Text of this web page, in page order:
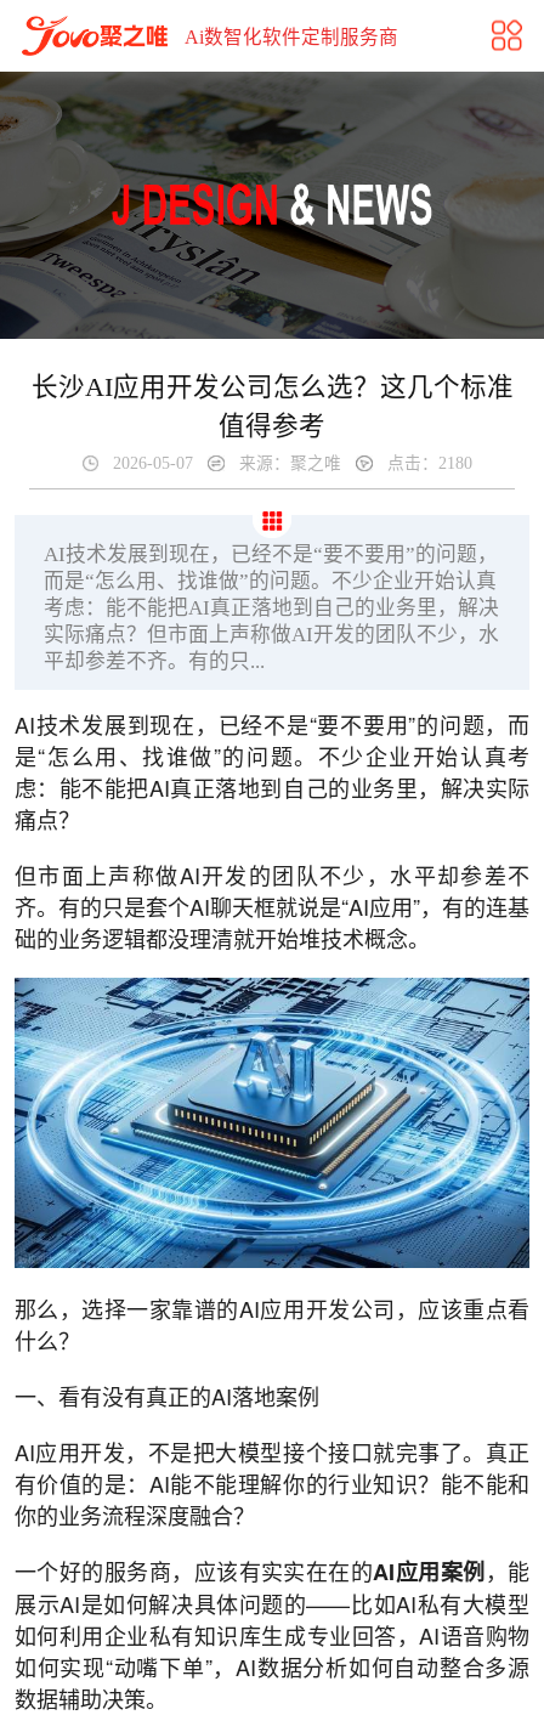
长沙AI应用开发公司怎么选？这几个标准值得参考
Ai数智化软件定制服务商
长沙AI应用开发公司怎么选？这几个标准
值得参考
2026-05-07 来源：聚之唯 点击：2180
AI技术发展到现在，已经不是“要不要用”的问题，
而是“怎么用、找谁做”的问题。不少企业开始认真
考虑：能不能把AI真正落地到自己的业务里，解决
实际痛点？但市面上声称做AI开发的团队不少，水
平却参差不齐。有的只...
AI技术发展到现在，已经不是“要不要用”的问题，而
是“怎么用、找谁做”的问题。不少企业开始认真考
虑：能不能把AI真正落地到自己的业务里，解决实际
痛点？
但市面上声称做AI开发的团队不少，水平却参差不
齐。有的只是套个AI聊天框就说是“AI应用”，有的连基
础的业务逻辑都没理清就开始堆技术概念。
那么，选择一家靠谱的AI应用开发公司，应该重点看
什么？
一、看有没有真正的AI落地案例
AI应用开发，不是把大模型接个接口就完事了。真正
有价值的是：AI能不能理解你的行业知识？能不能和
你的业务流程深度融合？
一个好的服务商，应该有实实在在的AI应用案例，能
展示AI是如何解决具体问题的——比如AI私有大模型
如何利用企业私有知识库生成专业回答，AI语音购物
如何实现“动嘴下单”，AI数据分析如何自动整合多源
数据辅助决策。